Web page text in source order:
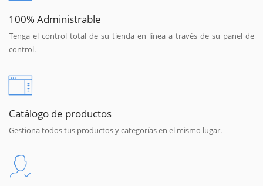
100% Administrable
Tenga el control total de su tienda en línea a través de su panel de
control.
Catálogo de productos
Gestiona todos tus productos y categorías en el mismo lugar.